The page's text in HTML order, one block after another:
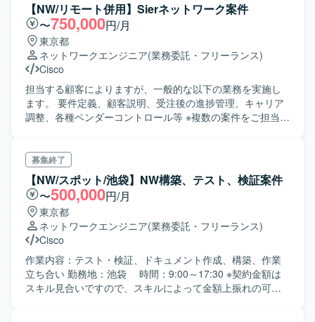
【NW/リモート併用】Sierネットワーク案件
〜750,000円/月
東京都
ネットワークエンジニア(業務委託・フリーランス)
Cisco
担当する顧客によりますが、一般的な以下の業務を実施し
ます。 要件定義、顧客説明、受注後の進捗管理、キャリア
調整、各種ベンダーコントロール等 ※複数の案件をご担当い
り、 業務における知識を積極的に取り入れる姿勢がある
となお良いです。 ※Prisma Accessやzscaler、CATO Cloud
などご経験があるとなお良いです。 場所：飯田橋(テレワー
クは、50%未満) 面談：基本的に1回 配属後の担当案件は、
顧客によって異なりますが、以下のような対応が多いかと
思います。 ciscoを使った閉域ネットワーク案件 インタ
ーネットVPN構築案件 IIJ社の多種サービスを用いたデー
タセンタ構築案件 Prisma Accessやzscaler、CATO Cloud
などを用いたクラウドセキュリティ案件 企業無線LAN構
築案件 大型案件の場合は、RFPへの回答等も実施いたし
募集終了
【NW/スポット/池袋】NW構築、テスト、検証案件
〜500,000円/月
東京都
ネットワークエンジニア(業務委託・フリーランス)
Cisco
作業内容：テスト・検証、ドキュメント作成、構築、作業
立ち合い 勤務地：池袋 時間：9:00～17:30 ※契約金額は
スキル見合いですので、スキルによって金額上振れの可能